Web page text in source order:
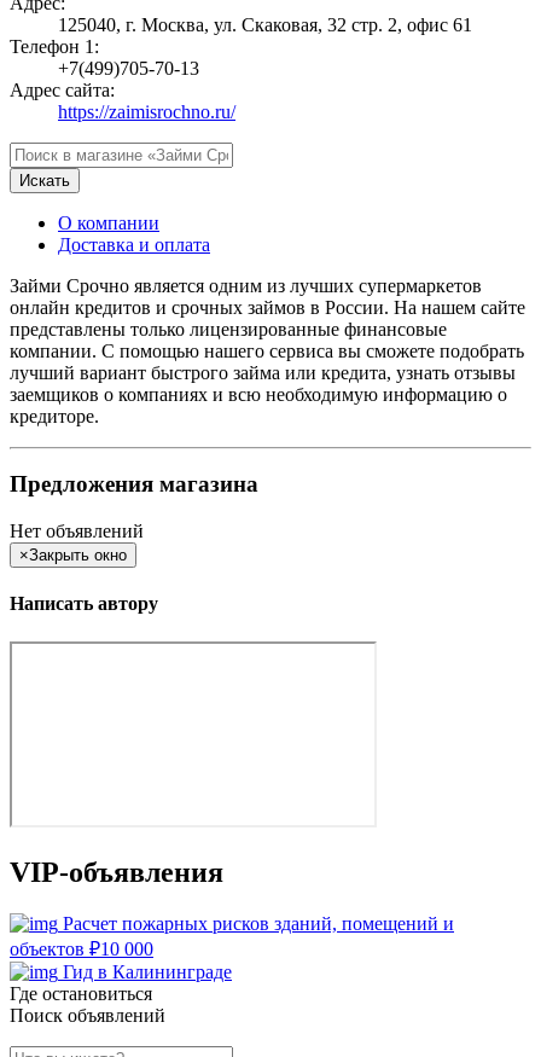
125040, г. Москва, ул. Скаковая, 32 стр. 2, офис 61
Телефон 1:
+7(499)705-70-13
Адрес сайта:
https://zaimisrochno.ru/
Искать
О компании
Доставка и оплата
Займи Срочно является одним из лучших супермаркетов
онлайн кредитов и срочных займов в России. На нашем сайте
представлены только лицензированные финансовые
компании. С помощью нашего сервиса вы сможете подобрать
лучший вариант быстрого займа или кредита, узнать отзывы
заемщиков о компаниях и всю необходимую информацию о
кредиторе.
Предложения магазина
Нет объявлений
×Закрыть окно
Написать автору
VIP-объявления
Расчет пожарных рисков зданий, помещений и
объектов ₽10 000
Гид в Калининграде
Где остановиться
Поиск объявлений